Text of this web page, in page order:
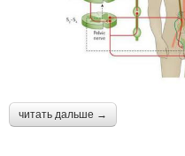
читать дальше →